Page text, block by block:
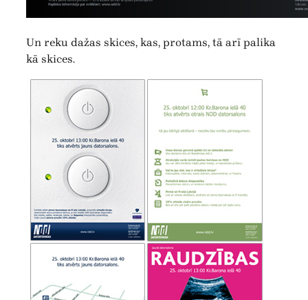
Un reku dažas skices, kas, protams, tā arī palika
kā skices.